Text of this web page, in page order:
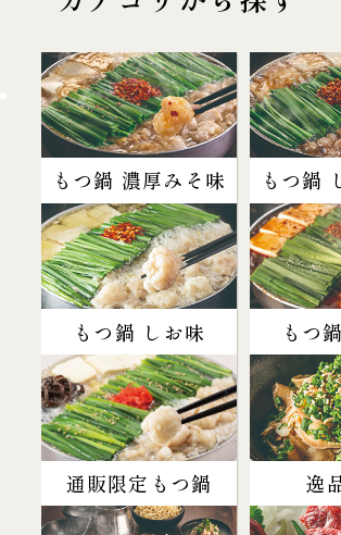
もつ鍋 濃厚みそ味 もつ鍋
もつ鍋 しお味 もつ
通販限定もつ鍋 逸